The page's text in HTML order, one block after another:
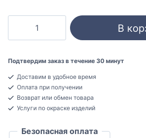
T1011
для
стен
Полистирол
В
Подтвердим заказ в течение 30 минут
Доставим в удобное время
Оплата при получении
Возврат или обмен товара
Услуги по окраске изделий
Безопасная оплата